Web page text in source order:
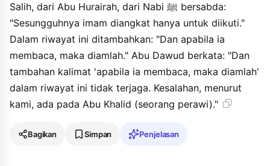
Salih, dari Abu Hurairah, dari Nabi ﷺ bersabda:
"Sesungguhnya imam diangkat hanya untuk diikuti."
Dalam riwayat ini ditambahkan: "Dan apabila ia
membaca, maka diamlah." Abu Dawud berkata: "Dan
tambahan kalimat 'apabila ia membaca, maka diamlah'
dalam riwayat ini tidak terjaga. Kesalahan, menurut
kami, ada pada Abu Khalid (seorang perawi)."
Bagikan Simpan Penjelasan